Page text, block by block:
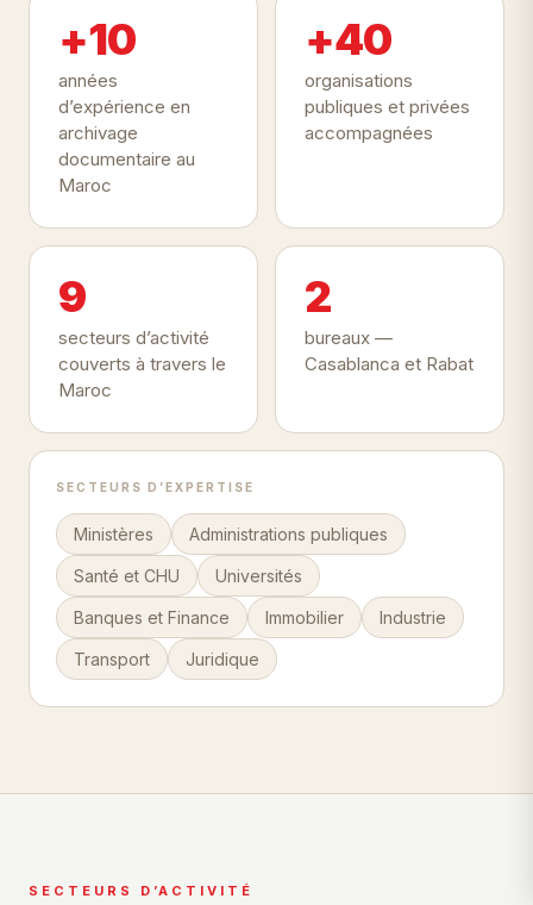
+10
années
d’expérience en
archivage
documentaire au
Maroc
+40
organisations
publiques et privées
accompagnées
9
secteurs d’activité
couverts à travers le
Maroc
2
bureaux —
Casablanca et Rabat
SECTEURS D’EXPERTISE
Ministères Administrations publiques
Santé et CHU Universités
Banques et Finance Immobilier Industrie
Transport Juridique
SECTEURS D’ACTIVITÉ